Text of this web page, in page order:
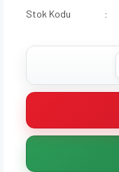
Stok Kodu